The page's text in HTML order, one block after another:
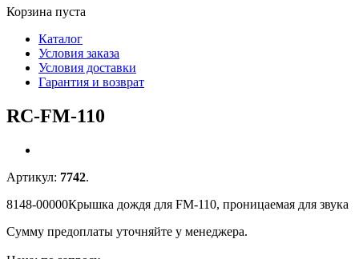
Корзина пуста
Каталог
Условия заказа
Условия доставки
Гарантия и возврат
RC-FM-110
Артикул: 7742.
8148-00000Крышка дождя для FM-110, проницаемая для звука
Сумму предоплаты уточняйте у менеджера.